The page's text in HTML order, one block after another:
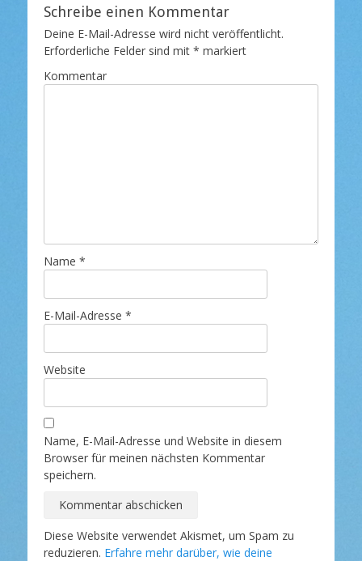
Schreibe einen Kommentar
Deine E-Mail-Adresse wird nicht veröffentlicht.
Erforderliche Felder sind mit * markiert
Kommentar
Name *
E-Mail-Adresse *
Website
Name, E-Mail-Adresse und Website in diesem
Browser für meinen nächsten Kommentar
speichern.
Diese Website verwendet Akismet, um Spam zu
reduzieren. Erfahre mehr darüber, wie deine